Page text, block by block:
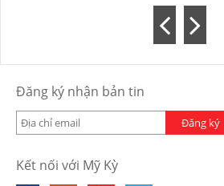
Đăng ký nhận bản tin
Đăng ký
Kết nối với Mỹ Kỳ